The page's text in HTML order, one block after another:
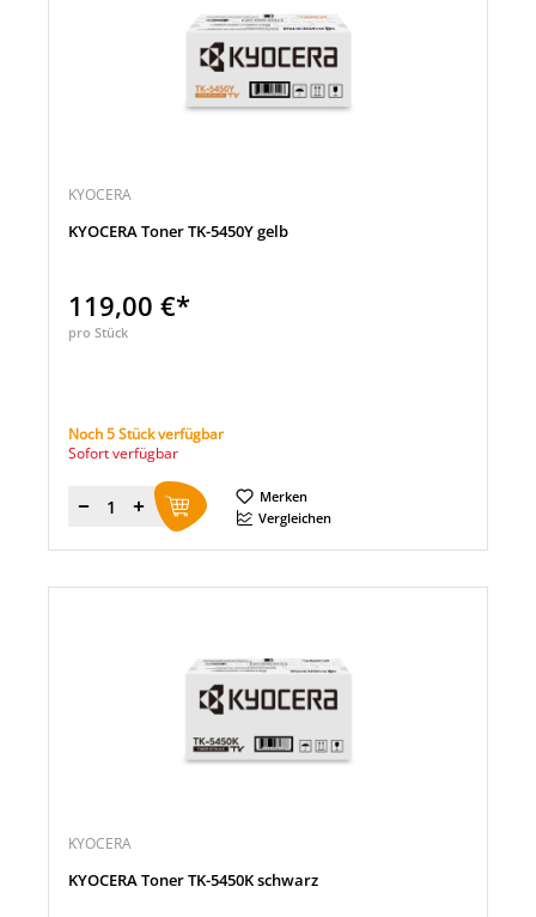
KYOCERA
KYOCERA Toner TK-5450Y gelb
119,00 €*
pro Stück
Noch 5 Stück verfügbar
Sofort verfügbar
Menge
Merken
Vergleichen
KYOCERA
KYOCERA Toner TK-5450K schwarz